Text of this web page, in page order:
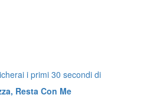
i primi 30 secondi di
Resta Con Me